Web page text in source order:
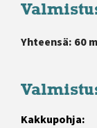
Yhteensä: 60
Kakkupohja: